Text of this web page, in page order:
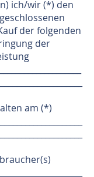
ich/wir (*) den
der folgenden
der
am (*)